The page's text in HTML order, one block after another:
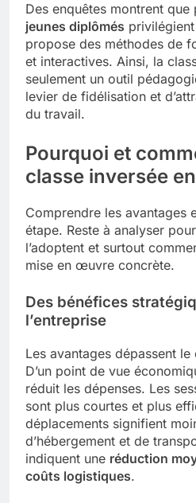
Des enquêtes montrent que
jeunes diplômés
propose des méthodes de
et interactives. Ainsi, la
seulement un outil
levier de fidélisation et
du travail.
Pourquoi et
classe inversée
Comprendre les avantages
étape. Reste à analyser
l’adoptent et surtout
mise en œuvre concrète.
Des bénéfices
l’entreprise
Les avantages dépassent
D’un point de vue
réduit les dépenses. Les
sont plus courtes et plus
déplacements signifient
d’hébergement et de
indiquent une réduction
coûts logistiques.